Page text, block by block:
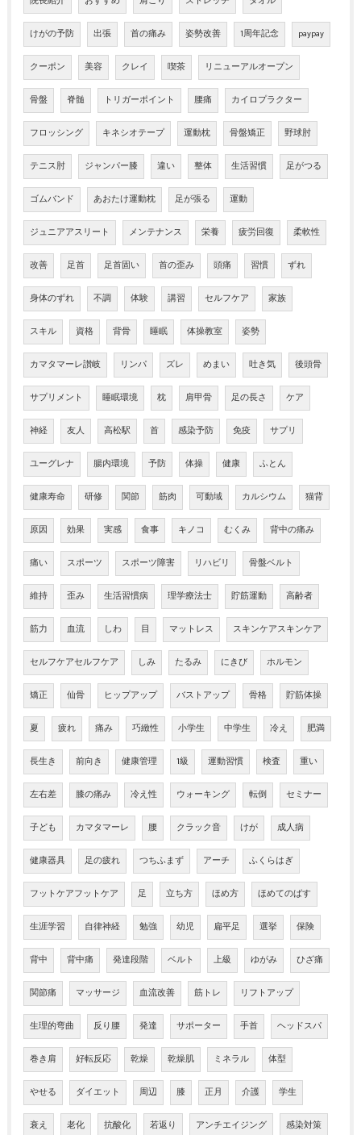
けがの予防 出張 首の痛み 姿勢改善 1周年記念 paypay
クーポン 美容 クレイ 喫茶 リニューアルオープン
骨盤 脊髄 トリガーポイント 腰痛 カイロプラクター
フロッシング キネシオテープ 運動枕 骨盤矯正 野球肘
テニス肘 ジャンパー膝 違い 整体 生活習慣 足がつる
ゴムバンド あおたけ運動枕 足が張る 運動
ジュニアアスリート メンテナンス 栄養 疲労回復 柔軟性
改善 足首 足首固い 首の歪み 頭痛 習慣 ずれ
身体のずれ 不調 体験 講習 セルフケア 家族
スキル 資格 背骨 睡眠 体操教室 姿勢
カマタマーレ讃岐 リンパ ズレ めまい 吐き気 後頭骨
サプリメント 睡眠環境 枕 肩甲骨 足の長さ ケア
神経 友人 高松駅 首 感染予防 免疫 サプリ
ユーグレナ 腸内環境 予防 体操 健康 ふとん
健康寿命 研修 関節 筋肉 可動域 カルシウム 猫背
原因 効果 実感 食事 キノコ むくみ 背中の痛み
痛い スポーツ スポーツ障害 リハビリ 骨盤ベルト
維持 歪み 生活習慣病 理学療法士 貯筋運動 高齢者
筋力 血流 しわ 目 マットレス スキンケアスキンケア
セルフケアセルフケア しみ たるみ にきび ホルモン
矯正 仙骨 ヒップアップ バストアップ 骨格 貯筋体操
夏 疲れ 痛み 巧緻性 小学生 中学生 冷え 肥満
長生き 前向き 健康管理 1級 運動習慣 検査 重い
左右差 膝の痛み 冷え性 ウォーキング 転倒 セミナー
子ども カマタマーレ 腰 クラック音 けが 成人病
健康器具 足の疲れ つちふまず アーチ ふくらはぎ
フットケアフットケア 足 立ち方 ほめ方 ほめてのばす
生涯学習 自律神経 勉強 幼児 扁平足 選挙 保険
背中 背中痛 発達段階 ベルト 上級 ゆがみ ひざ痛
関節痛 マッサージ 血流改善 筋トレ リフトアップ
生理的弯曲 反り腰 発達 サポーター 手首 ヘッドスパ
巻き肩 好転反応 乾燥 乾燥肌 ミネラル 体型
やせる ダイエット 周辺 膝 正月 介護 学生
衰え 老化 抗酸化 若返り アンチエイジング 感染対策